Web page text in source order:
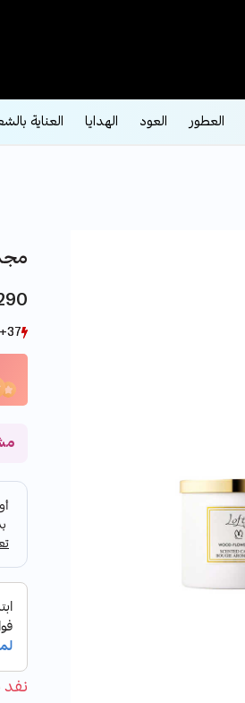
العطور العود الهدايا العناية
37+ مشاهدة مؤخراً
20+ بيع مؤخراً
37+ مشاهدة مؤخراً
20+ بيع مؤخراً